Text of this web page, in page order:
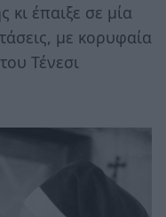
κι έπαιξε σε μία
με κορυφαία
Τένεσι